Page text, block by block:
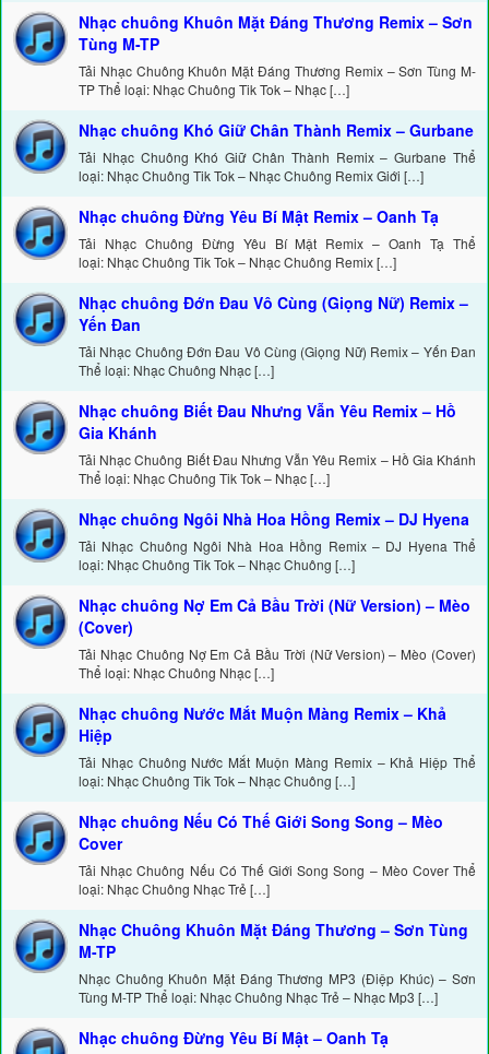
Nhạc chuông Khuôn Mặt Đáng Thương Remix – Sơn
Tùng M-TP
Tải Nhạc Chuông Khuôn Mặt Đáng Thương Remix – Sơn Tùng M-
TP Thể loại: Nhạc Chuông Tik Tok – Nhạc […]
Nhạc chuông Khó Giữ Chân Thành Remix – Gurbane
Tải Nhạc Chuông Khó Giữ Chân Thành Remix – Gurbane Thể
loại: Nhạc Chuông Tik Tok – Nhạc Chuông Remix Giới […]
Nhạc chuông Đừng Yêu Bí Mật Remix – Oanh Tạ
Tải Nhạc Chuông Đừng Yêu Bí Mật Remix – Oanh Tạ Thể
loại: Nhạc Chuông Tik Tok – Nhạc Chuông Remix […]
Nhạc chuông Đớn Đau Vô Cùng (Giọng Nữ) Remix –
Yến Đan
Tải Nhạc Chuông Đớn Đau Vô Cùng (Giọng Nữ) Remix – Yến Đan
Thể loại: Nhạc Chuông Nhạc […]
Nhạc chuông Biết Đau Nhưng Vẫn Yêu Remix – Hồ
Gia Khánh
Tải Nhạc Chuông Biết Đau Nhưng Vẫn Yêu Remix – Hồ Gia Khánh
Thể loại: Nhạc Chuông Tik Tok – Nhạc […]
Nhạc chuông Ngôi Nhà Hoa Hồng Remix – DJ Hyena
Tải Nhạc Chuông Ngôi Nhà Hoa Hồng Remix – DJ Hyena Thể
loại: Nhạc Chuông Tik Tok – Nhạc Chuông […]
Nhạc chuông Nợ Em Cả Bầu Trời (Nữ Version) – Mèo
(Cover)
Tải Nhạc Chuông Nợ Em Cả Bầu Trời (Nữ Version) – Mèo (Cover)
Thể loại: Nhạc Chuông Nhạc […]
Nhạc chuông Nước Mắt Muộn Màng Remix – Khả
Hiệp
Tải Nhạc Chuông Nước Mắt Muộn Màng Remix – Khả Hiệp Thể
loại: Nhạc Chuông Tik Tok – Nhạc Chuông […]
Nhạc chuông Nếu Có Thế Giới Song Song – Mèo
Cover
Tải Nhạc Chuông Nếu Có Thế Giới Song Song – Mèo Cover Thể
loại: Nhạc Chuông Nhạc Trẻ […]
Nhạc Chuông Khuôn Mặt Đáng Thương – Sơn Tùng
M-TP
Nhạc Chuông Khuôn Mặt Đáng Thương MP3 (Điệp Khúc) – Sơn
Tùng M-TP Thể loại: Nhạc Chuông Nhạc Trẻ – Nhạc Mp3 […]
Nhạc chuông Đừng Yêu Bí Mật – Oanh Tạ